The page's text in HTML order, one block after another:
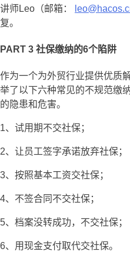
讲师Leo（邮箱：
复。
PART 3 社保缴纳的6个陷阱
作为一个为外贸行业提供优质
举了以下六种常见的不规范缴
的隐患和危害。
1、试用期不交社保；
2、让员工签字承诺放弃社保；
3、按照基本工资交社保；
4、不签合同不交社保；
5、档案没转成功，不交社保；
6、用现金支付取代交社保。